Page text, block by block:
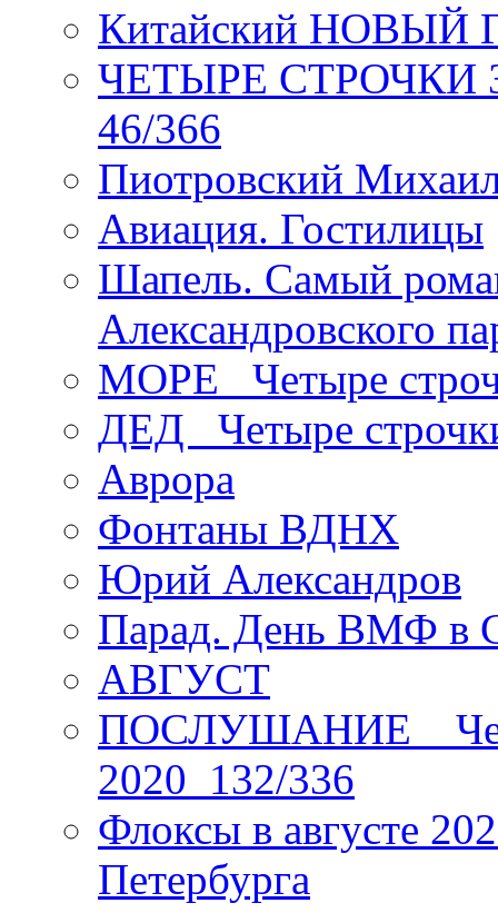
Китайский НОВЫЙ
ЧЕТЫРЕ СТРОЧКИ
46/366
Пиотровский
Авиация. Гостилицы
Шапель. Самый
Александровского
МОРЕ _Четыре
ДЕД _Четыре
Аврора
Фонтаны ВДНХ
Юрий Александров
Парад. День ВМФ в
АВГУСТ
ПОСЛУШАНИЕ _
2020_132/336
Флоксы в августе
Петербурга